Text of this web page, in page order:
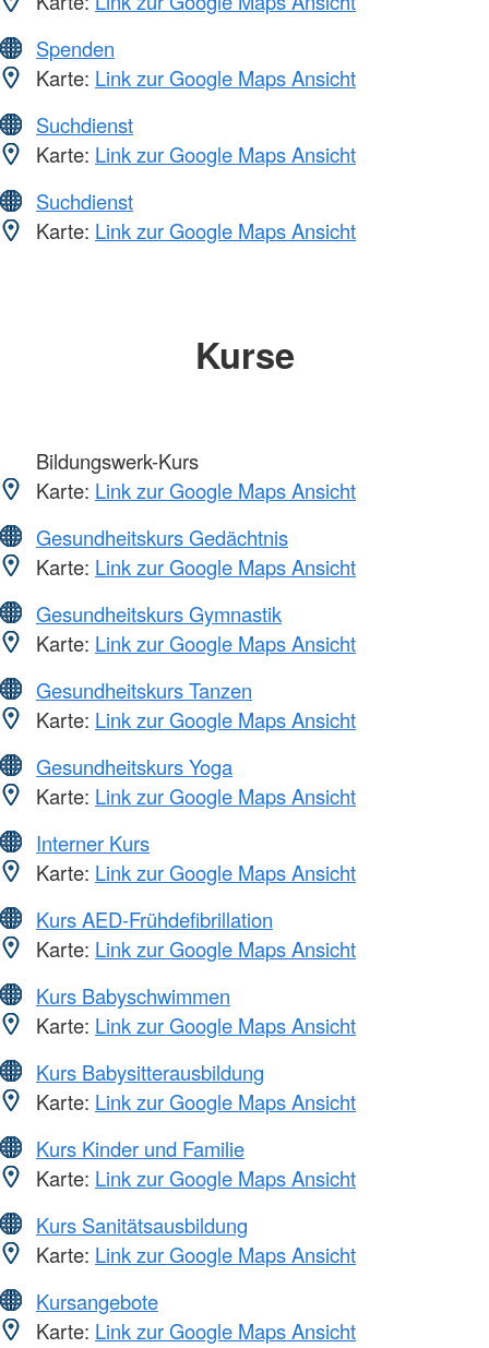
Spenden
Karte: Link zur Google Maps Ansicht
Suchdienst
Karte: Link zur Google Maps Ansicht
Suchdienst
Karte: Link zur Google Maps Ansicht
Kurse
Bildungswerk-Kurs
Karte: Link zur Google Maps Ansicht
Gesundheitskurs Gedächtnis
Karte: Link zur Google Maps Ansicht
Gesundheitskurs Gymnastik
Karte: Link zur Google Maps Ansicht
Gesundheitskurs Tanzen
Karte: Link zur Google Maps Ansicht
Gesundheitskurs Yoga
Karte: Link zur Google Maps Ansicht
Interner Kurs
Karte: Link zur Google Maps Ansicht
Kurs AED-Frühdefibrillation
Karte: Link zur Google Maps Ansicht
Kurs Babyschwimmen
Karte: Link zur Google Maps Ansicht
Kurs Babysitterausbildung
Karte: Link zur Google Maps Ansicht
Kurs Kinder und Familie
Karte: Link zur Google Maps Ansicht
Kurs Sanitätsausbildung
Karte: Link zur Google Maps Ansicht
Kursangebote
Karte: Link zur Google Maps Ansicht